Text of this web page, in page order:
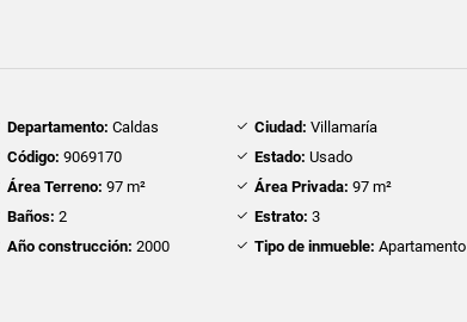
Departamento: Caldas Ciudad: Villamaría
Código: 9069170 Estado: Usado
Área Terreno: 97 m² Área Privada: 97 m²
Baños: 2 Estrato: 3
Año construcción: 2000 Tipo de inmueble: Apartamento